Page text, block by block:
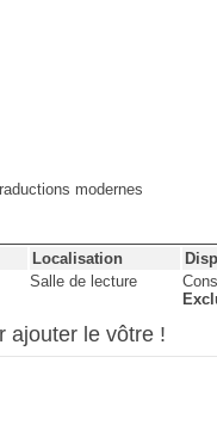
modernes
Localisation
Salle de lecture
ajouter le vôtre !